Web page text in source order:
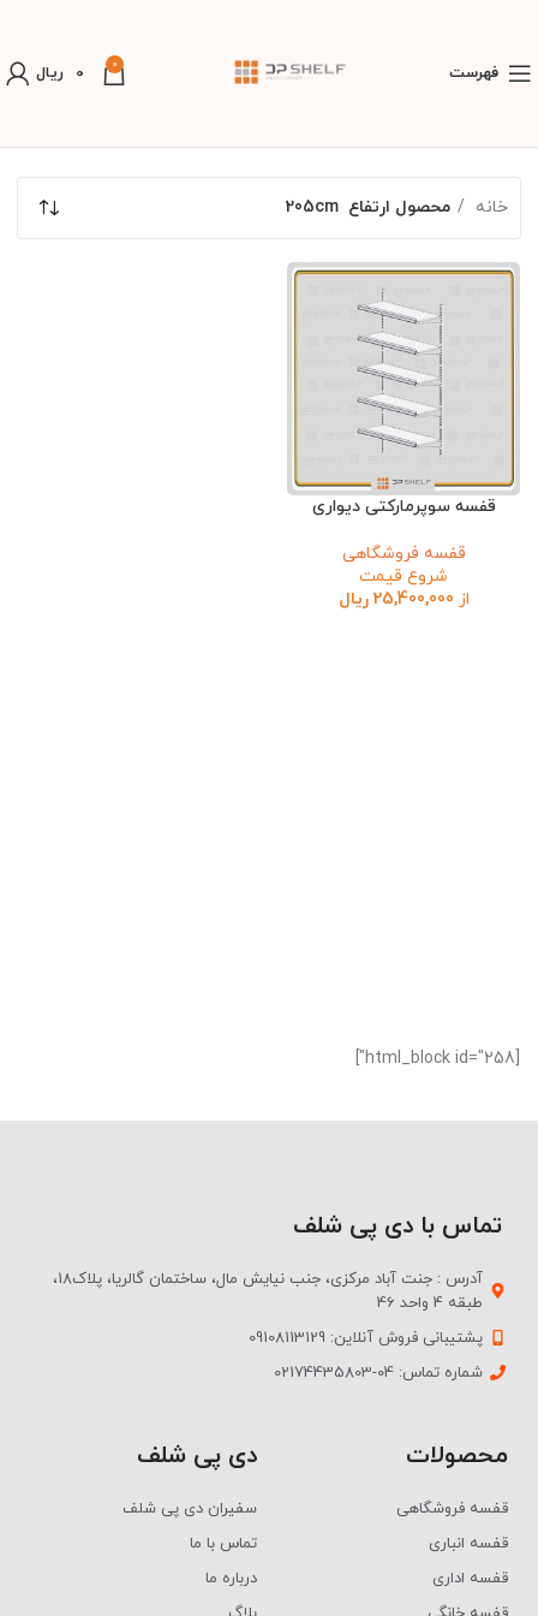
فهرست 0
0 ریال
خانه محصول ارتفاع 205cm
قفسه سوپرمارکتی دیواری
قفسه فروشگاهی
شروع قیمت
از 25,400,000 ریال
تماس با دی پی شلف
آدرس : جنت آباد مرکزی، جنب نیایش مال، ساختمان گالریا، پلاک18،
طبقه 4 واحد 46
پشتیبانی فروش آنلاین: 09108113129
شماره تماس: 04-02174435803
محصولات
قفسه فروشگاهی
قفسه انباری
قفسه اداری
دی پی شلف
سفیران دی پی شلف
تماس با ما
درباره ما